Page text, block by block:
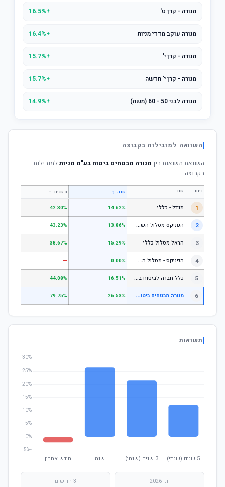
מנורה - קרן ט' +16.5%
מנורה עוקב מדדי מניות +16.4%
מנורה - קרן י' +15.7%
מנורה - קרן י' חדשה +15.7%
מנורה לבני 50 - 60 (משת) +14.9%
השוואה למובילות בקבוצה
השוואת תשואות בין מנורה מבטחים ביטוח בע"מ מניותלמובילות
בקבוצה:
דירוג שם שנה ↕ 3 שנים ↕
1 מגדל - כללי 14.62%
42.30%
2 ה
פניקס מסלול השקעה כללי 13.86%
43.23%
3 הראל מסלול כללי 15.29%
38.67%
4 ה
פניקס - מסלול השקעה בניהול אישי 0.00%
—
5 כ
לל חברה לביטוח בע"מ כללי 16.51%
44.08%
6 מ
נורה מבטחים ביטוח בע"מ מניות 26.53%
79.75%
תשואות
יוני 2026 3 חודשים